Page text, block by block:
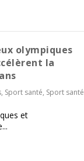
olympiques
la
, Sport santé, Sport santé
et